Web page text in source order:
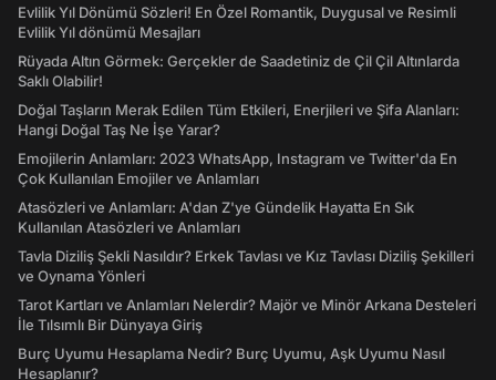
Evlilik Yıl Dönümü Sözleri! En Özel Romantik, Duygusal ve Resimli
Evlilik Yıl dönümü Mesajları
Rüyada Altın Görmek: Gerçekler de Saadetiniz de Çil Çil Altınlarda
Saklı Olabilir!
Doğal Taşların Merak Edilen Tüm Etkileri, Enerjileri ve Şifa Alanları:
Hangi Doğal Taş Ne İşe Yarar?
Emojilerin Anlamları: 2023 WhatsApp, Instagram ve Twitter'da En
Çok Kullanılan Emojiler ve Anlamları
Atasözleri ve Anlamları: A'dan Z'ye Gündelik Hayatta En Sık
Kullanılan Atasözleri ve Anlamları
Tavla Diziliş Şekli Nasıldır? Erkek Tavlası ve Kız Tavlası Diziliş Şekilleri
ve Oynama Yönleri
Tarot Kartları ve Anlamları Nelerdir? Majör ve Minör Arkana Desteleri
İle Tılsımlı Bir Dünyaya Giriş
Burç Uyumu Hesaplama Nedir? Burç Uyumu, Aşk Uyumu Nasıl
Hesaplanır?